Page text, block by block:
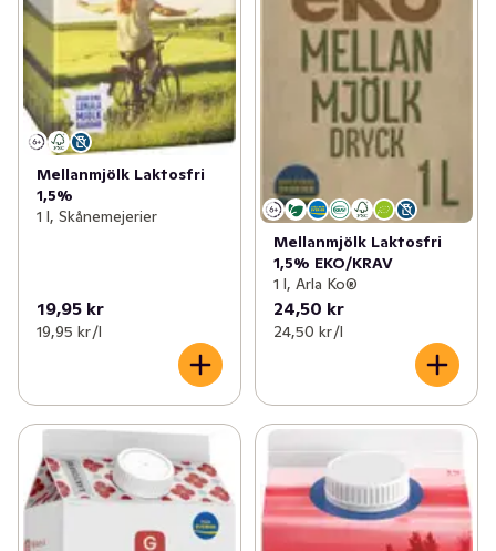
Mellanmjölk Laktosfri
1,5%
1 l, Skånemejerier
19,95 kr
19,95 kr /l
Mellanmjölk Laktosfri
1,5% EKO/KRAV
1 l, Arla Ko®
24,50 kr
24,50 kr /l